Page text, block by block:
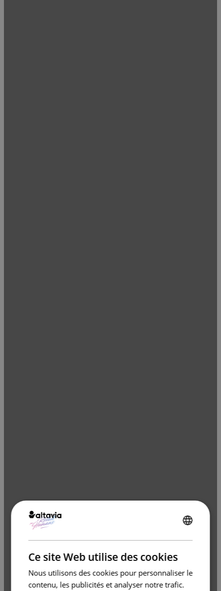
Ce site Web utilise des cookies
Nous utilisons des cookies pour personnaliser le
contenu, les publicités et analyser notre trafic.